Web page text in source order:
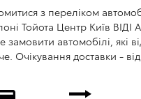
з переліком
Тойота Центр Київ ВІДІ
автомобілі, які
Очікування доставки -